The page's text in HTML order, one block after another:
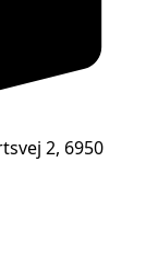
2, 6950